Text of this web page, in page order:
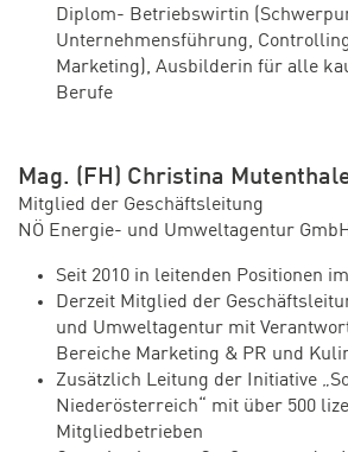
Diplom- Betriebswirtin
Unternehmensführung,
Marketing), Ausbilderin für alle
Berufe
Mag. (FH) Christina
Mitglied der Geschäftsleitung
NÖ Energie- und Umweltagentur
Seit 2010 in leitenden Positionen
Derzeit Mitglied der
und Umweltagentur mit
Bereiche Marketing & PR und
Zusätzlich Leitung der Initiative
Niederösterreich“ mit über 500
Mitgliedbetrieben